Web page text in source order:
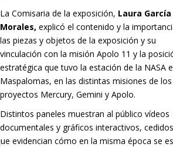
La Comisaria de la exposición, Laura García
Morales, explicó el contenido y la
las piezas y objetos de la exposición y su
vinculación con la misión Apolo 11 y la
estratégica que tuvo la estación de la NASA
Maspalomas, en las distintas misiones de los
proyectos Mercury, Gemini y Apolo.
Distintos paneles muestran al público vídeos
documentales y gráficos interactivos,
evidencian cómo en la misma época se